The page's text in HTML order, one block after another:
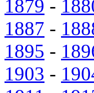
1879 -
1887 -
1895 -
1903 -